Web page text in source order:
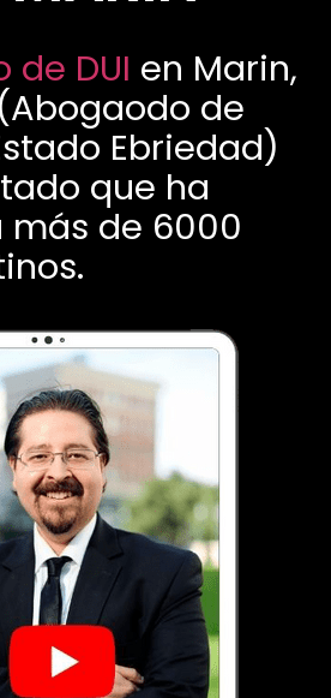
de DUI en Marin,
de
Ebriedad)
que ha
de 6000